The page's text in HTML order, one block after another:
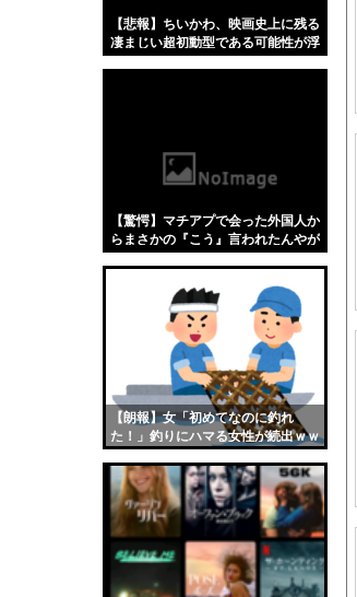
【悲報】ちいかわ、映画史上に残る
凄まじい超初動型である可能性が浮
【驚愕】マチアプで会った外国人か
らまさかの『こう』言われたんやが
【朗報】女「初めてなのに釣れ
た！」釣りにハマる女性が続出ｗｗ